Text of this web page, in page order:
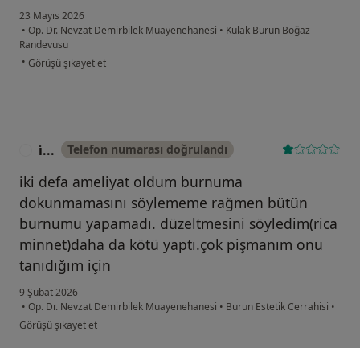
23 Mayıs 2026
• Op. Dr. Nevzat Demirbilek Muayenehanesi • Kulak Burun Boğaz
Randevusu
• kullanıcının görüşüne göre r....
Görüşü şikayet et
i̇... Telefon numarası doğrulandı
iki defa ameliyat oldum burnuma
dokunmamasını söylememe rağmen bütün
burnumu yapamadı. düzeltmesini söyledim(rica
minnet)daha da kötü yaptı.çok pişmanım onu
tanıdığım için
9 Şubat 2026
• Op. Dr. Nevzat Demirbilek Muayenehanesi • Burun Estetik Cerrahisi •
kullanıcının görüşüne göre i̇...
Görüşü şikayet et